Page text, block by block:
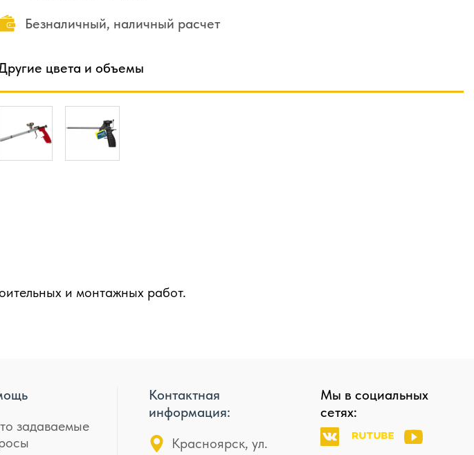
Безналичный, наличный расчет
цвета и объемы
и монтажных работ.
задаваемые
Контактная
информация:
Красноярск, ул.
Мы в социальных
сетях: